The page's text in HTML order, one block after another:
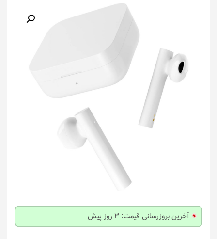
آخرین بروزرسانی قیمت: 3 روز پیش